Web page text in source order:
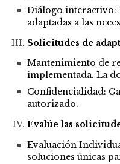
Diálogo interactivo:
adaptadas a las
Solicitudes de
Mantenimiento de
implementada. La
Confidencialidad:
autorizado.
Evalúe las
Evaluación
soluciones únicas